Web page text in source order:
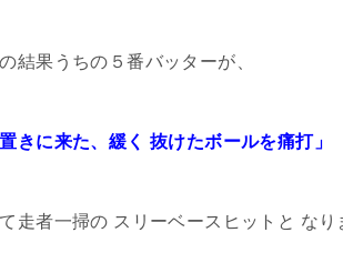
結果うちの５番バッターが、
置きに来た、緩く 抜けたボールを痛打」
走者一掃の スリーベースヒットと なり